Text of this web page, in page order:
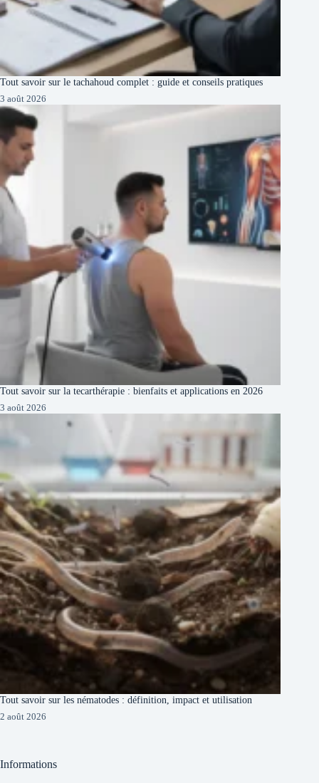
Tout savoir sur le tachahoud complet : guide et conseils pratiques
3 août 2026
Tout savoir sur la tecarthérapie : bienfaits et applications en 2026
3 août 2026
Tout savoir sur les nématodes : définition, impact et utilisation
2 août 2026
Informations